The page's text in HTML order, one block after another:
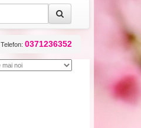
Telefon: 0371236352